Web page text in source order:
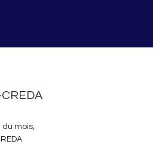
mois,